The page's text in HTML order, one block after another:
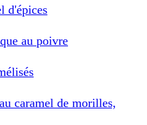
d'épices
au poivre
caramel de morilles,